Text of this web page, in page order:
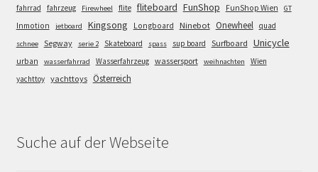
fahrrad
fahrzeug Firewheel flite fliteboard FunShop FunShop Wien GT
Inmotion jetboard Kingsong Longboard Ninebot Onewheel quad
schnee Segway serie 2 Skateboard spass sup board Surfboard Unicycle
urban wasserfahrrad Wasserfahrzeug wassersport weihnachten
Wien
yachttoy yachttoys Österreich
Suche auf der Webseite